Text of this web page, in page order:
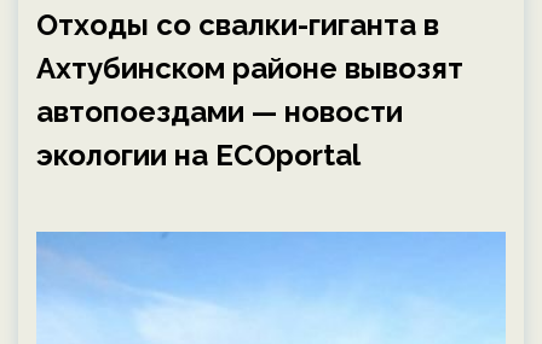
Отходы со свалки-гиганта в
Ахтубинском районе вывозят
автопоездами — новости
экологии на ECOportal